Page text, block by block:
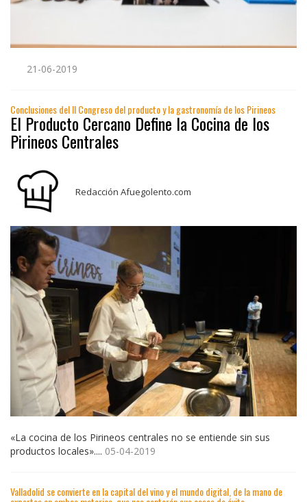
21-06-2019
Conclusiones del II Congreso del producto y la gastronomía de los Pirineos
El Producto Cercano Define la Cocina de los
Pirineos Centrales
Redacción Afuegolento.com
«La cocina de los Pirineos centrales no se entiende sin sus
productos locales».... 05-04-2019
Valladolid se convierte en la capital del vino y el mundo digital, de la mano de